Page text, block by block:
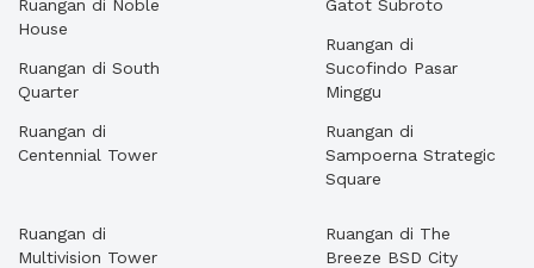
Ruangan di Noble
House
Ruangan di South
Quarter
Ruangan di
Centennial Tower
Gatot Subroto
Ruangan di
Sucofindo Pasar
Minggu
Ruangan di
Sampoerna Strategic
Square
Ruangan di
Multivision Tower
Ruangan di The
Breeze BSD City